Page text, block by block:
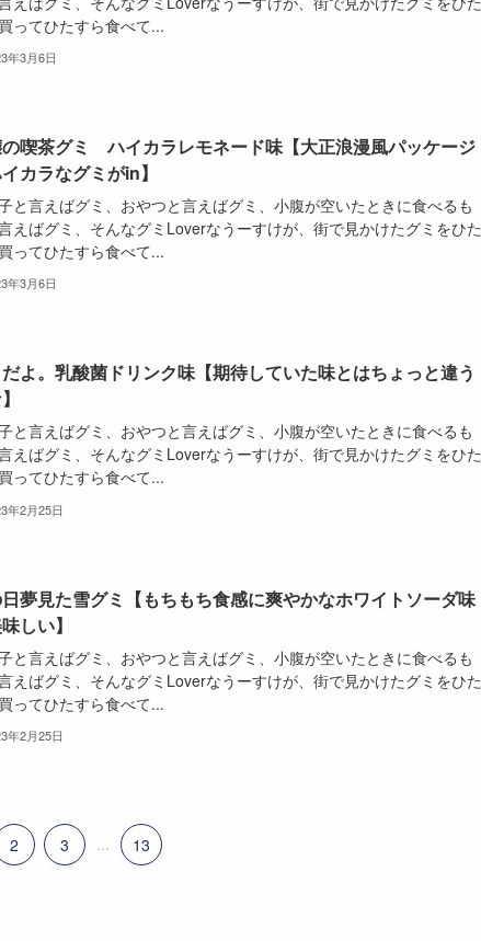
ってひたすら食べて...
年3月6日
喫茶グミ ハイカラレモネード味【大正浪漫風パッケージ
カラなグミがin】
と言えばグミ、おやつと言えばグミ、小腹が空いたときに食べるも
えばグミ、そんなグミLoverなうーすけが、街で見かけたグミをひた
ってひたすら食べて...
年3月6日
よ。乳酸菌ドリンク味【期待していた味とはちょっと違う
と言えばグミ、おやつと言えばグミ、小腹が空いたときに食べるも
えばグミ、そんなグミLoverなうーすけが、街で見かけたグミをひた
ってひたすら食べて...
年2月25日
夢見た雪グミ【もちもち食感に爽やかなホワイトソーダ味
しい】
と言えばグミ、おやつと言えばグミ、小腹が空いたときに食べるも
えばグミ、そんなグミLoverなうーすけが、街で見かけたグミをひた
ってひたすら食べて...
年2月25日
2 3 ... 13